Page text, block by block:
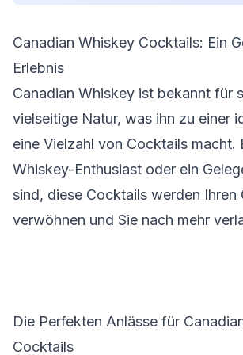
Canadian Whiskey Cocktails: Ein
Erlebnis
Canadian Whiskey ist bekannt für
vielseitige Natur, was ihn zu einer
eine Vielzahl von Cocktails macht.
Whiskey-Enthusiast oder ein
sind, diese Cocktails werden Ihren
verwöhnen und Sie nach mehr
Die Perfekten Anlässe für
Cocktails